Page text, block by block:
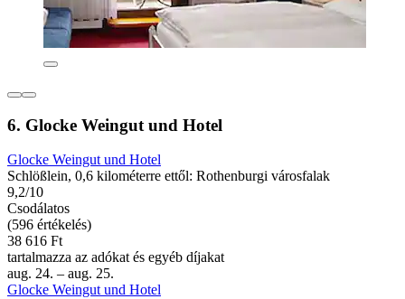
6. Glocke Weingut und Hotel
Glocke Weingut und Hotel
Schlößlein, 0,6 kilométerre ettől: Rothenburgi városfalak
9,2/10
Csodálatos
(596 értékelés)
38 616 Ft
tartalmazza az adókat és egyéb díjakat
aug. 24. – aug. 25.
Glocke Weingut und Hotel